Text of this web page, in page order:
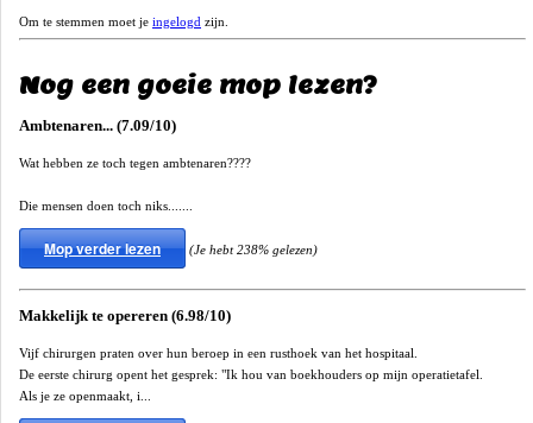
Om te stemmen moet je ingelogd zijn.
Nog een goeie mop lezen?
Ambtenaren... (7.09/10)
Wat hebben ze toch tegen ambtenaren????
Die mensen doen toch niks.......
Mop verder lezen (Je hebt 238% gelezen)
Makkelijk te opereren (6.98/10)
Vijf chirurgen praten over hun beroep in een rusthoek van het hospitaal.
De eerste chirurg opent het gesprek: "Ik hou van boekhouders op mijn operatietafel.
Als je ze openmaakt, i...